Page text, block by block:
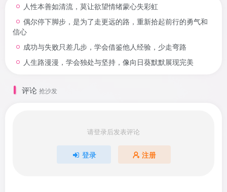
人性本善如清流，莫让欲望情绪蒙心失彩虹
偶尔停下脚步，是为了走更远的路，重新拾起前行的勇气和
信心
成功与失败只差几步，学会借鉴他人经验，少走弯路
人生路漫漫，学会独处与坚持，像向日葵默默展现完美
评论 抢沙发
请登录后发表评论
登录 注册